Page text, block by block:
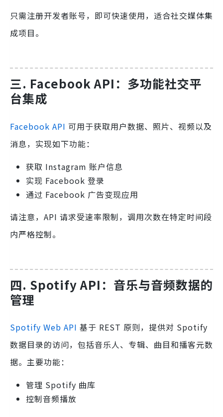
只需注册开发者账号，即可快速使用，适合社交媒体集
成项目。
三. Facebook API：多功能社交平
台集成
Facebook API 可用于获取用户数据、照片、视频以及
消息，实现如下功能：
获取 Instagram 账户信息
实现 Facebook 登录
通过 Facebook 广告变现应用
请注意，API 请求受速率限制，调用次数在特定时间段
内严格控制。
四. Spotify API：音乐与音频数据的
管理
Spotify Web API 基于 REST 原则，提供对 Spotify
数据目录的访问，包括音乐人、专辑、曲目和播客元数
据。主要功能：
管理 Spotify 曲库
控制音频播放